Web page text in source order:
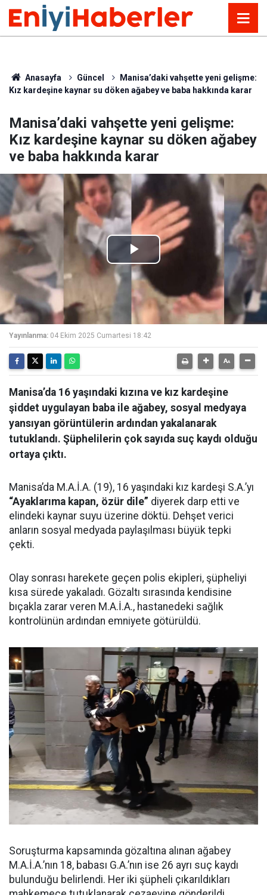
Anasayfa Güncel
Manisa’daki vahşette yeni gelişme:
Kız kardeşine kaynar su döken ağabey ve baba hakkında karar
Manisa’daki vahşette yeni gelişme:
Kız kardeşine kaynar su döken ağabey
ve baba hakkında karar
Play
Video
Yayınlanma: 04 Ekim 2025 Cumartesi 18:42
Manisa’da 16 yaşındaki kızına ve kız kardeşine
şiddet uygulayan baba ile ağabey, sosyal medyaya
yansıyan görüntülerin ardından yakalanarak
tutuklandı. Şüphelilerin çok sayıda suç kaydı olduğu
ortaya çıktı.
Manisa’da M.A.İ.A. (19), 16 yaşındaki kız kardeşi S.A.’yı
“Ayaklarıma kapan, özür dile” diyerek darp etti ve
elindeki kaynar suyu üzerine döktü. Dehşet verici
anların sosyal medyada paylaşılması büyük tepki
çekti.
Olay sonrası harekete geçen polis ekipleri, şüpheliyi
kısa sürede yakaladı. Gözaltı sırasında kendisine
bıçakla zarar veren M.A.İ.A., hastanedeki sağlık
kontrolünün ardından emniyete götürüldü.
Soruşturma kapsamında gözaltına alınan ağabey
M.A.İ.A.’nın 18, babası G.A.’nın ise 26 ayrı suç kaydı
bulunduğu belirlendi. Her iki şüpheli çıkarıldıkları